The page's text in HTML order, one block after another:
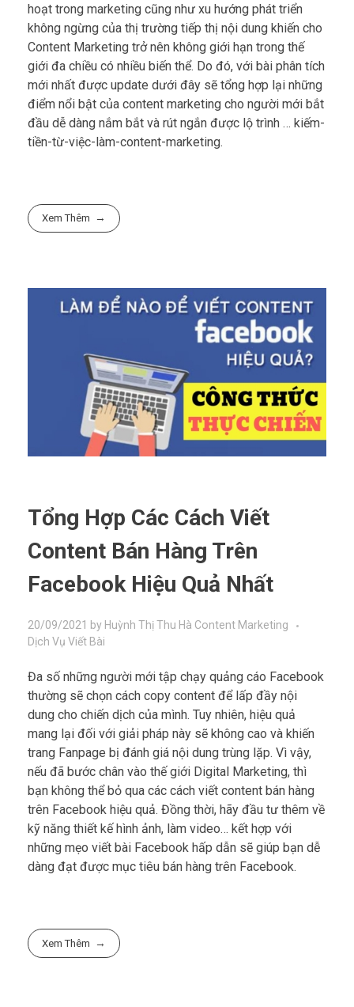
hoạt trong marketing cũng như xu hướng phát triển
không ngừng của thị trường tiếp thị nội dung khiến cho
Content Marketing trở nên không giới hạn trong thế
giới đa chiều có nhiều biến thể. Do đó, với bài phân tích
mới nhất được update dưới đây sẽ tổng hợp lại những
điểm nổi bật của content marketing cho người mới bắt
đầu dễ dàng nắm bắt và rút ngắn được lộ trình … kiếm-
tiền-từ-việc-làm-content-marketing.
Xem Thêm
Tổng Hợp Các Cách Viết
Content Bán Hàng Trên
Facebook Hiệu Quả Nhất
20/09/2021 by Huỳnh Thị Thu Hà Content Marketing
Dịch Vụ Viết Bài
Đa số những người mới tập chạy quảng cáo Facebook
thường sẽ chọn cách copy content để lấp đầy nội
dung cho chiến dịch của mình. Tuy nhiên, hiệu quả
mang lại đối với giải pháp này sẽ không cao và khiến
trang Fanpage bị đánh giá nội dung trùng lặp. Vì vậy,
nếu đã bước chân vào thế giới Digital Marketing, thì
bạn không thể bỏ qua các cách viết content bán hàng
trên Facebook hiệu quả. Đồng thời, hãy đầu tư thêm về
kỹ năng thiết kế hình ảnh, làm video… kết hợp với
những mẹo viết bài Facebook hấp dẫn sẽ giúp bạn dễ
dàng đạt được mục tiêu bán hàng trên Facebook.
Xem Thêm